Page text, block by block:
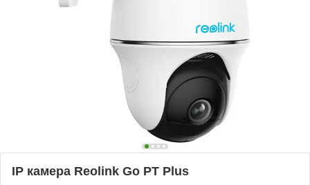
IP камера Reolink Go PT Plus